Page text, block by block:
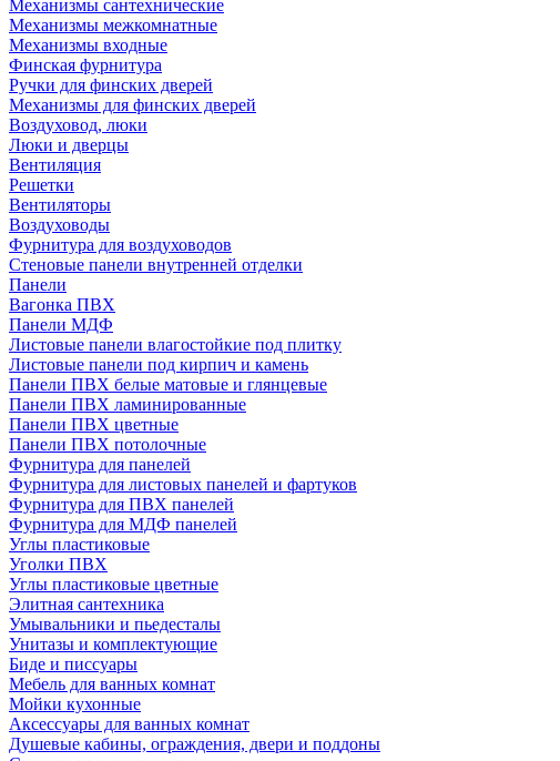
Механизмы сантехнические
Механизмы межкомнатные
Механизмы входные
Финская фурнитура
Ручки для финских дверей
Механизмы для финских дверей
Воздуховод, люки
Люки и дверцы
Вентиляция
Решетки
Вентиляторы
Воздуховоды
Фурнитура для воздуховодов
Стеновые панели внутренней отделки
Панели
Вагонка ПВХ
Панели МДФ
Листовые панели влагостойкие под плитку
Листовые панели под кирпич и камень
Панели ПВХ белые матовые и глянцевые
Панели ПВХ ламинированные
Панели ПВХ цветные
Панели ПВХ потолочные
Фурнитура для панелей
Фурнитура для листовых панелей и фартуков
Фурнитура для ПВХ панелей
Фурнитура для МДФ панелей
Углы пластиковые
Уголки ПВХ
Углы пластиковые цветные
Элитная сантехника
Умывальники и пьедесталы
Унитазы и комплектующие
Биде и писсуары
Мебель для ванных комнат
Мойки кухонные
Аксессуары для ванных комнат
Душевые кабины, ограждения, двери и поддоны